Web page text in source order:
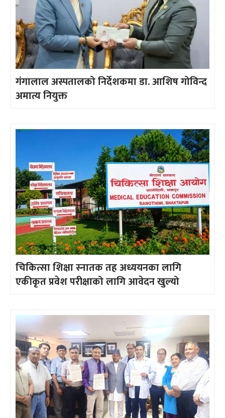
गंगालाल अस्पतालको निर्देशकमा डा. आशिष गोविन्द
अमात्य नियुक्त
चिकित्सा शिक्षा स्नातक तह अध्ययनका लागि
एकीकृत प्रवेश परीक्षाको लागि आवेदन खुल्यो